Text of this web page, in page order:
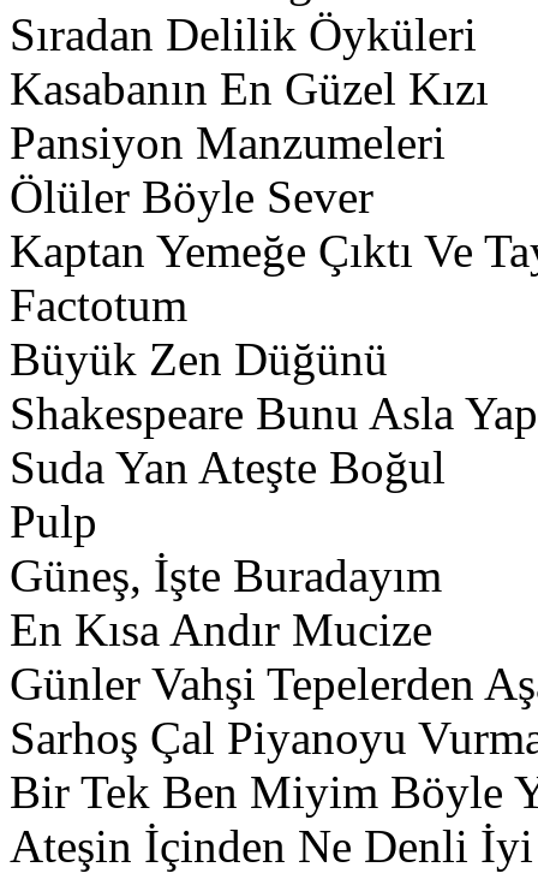
Sıradan Delilik Öyküleri
Kasabanın En Güzel Kızı
Pansiyon Manzumeleri
Ölüler Böyle Sever
Kaptan Yemeğe Çıktı Ve
Factotum
Büyük Zen Düğünü
Shakespeare Bunu Asla
Suda Yan Ateşte Boğul
Pulp
Güneş, İşte Buradayım
En Kısa Andır Mucize
Günler Vahşi Tepelerden
Sarhoş Çal Piyanoyu
Bir Tek Ben Miyim Böyle
Ateşin İçinden Ne Denli